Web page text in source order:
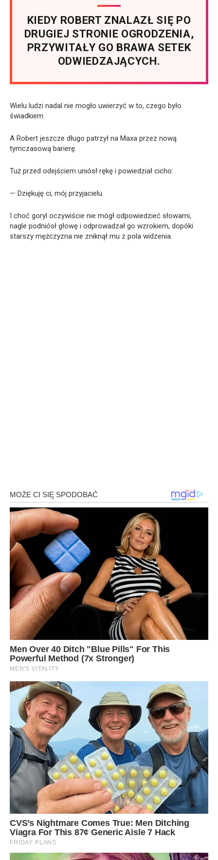
KIEDY ROBERT ZNALAZŁ SIĘ PO
DRUGIEJ STRONIE OGRODZENIA,
PRZYWITAŁY GO BRAWA SETEK
ODWIEDZAJĄCYCH.
Wielu ludzi nadal nie mogło uwierzyć w to, czego było
świadkiem.
A Robert jeszcze długo patrzył na Maxa przez nową
tymczasową barierę.
Tuż przed odejściem uniósł rękę i powiedział cicho:
— Dziękuję ci, mój przyjacielu.
I choć goryl oczywiście nie mógł odpowiedzieć słowami,
nagle podniósł głowę i odprowadzał go wzrokiem, dopóki
starszy mężczyzna nie zniknął mu z pola widzenia.